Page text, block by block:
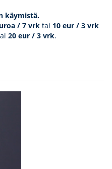
käymistä.
/ 7 vrk tai 10 eur / 3 vrk
20 eur / 3 vrk.